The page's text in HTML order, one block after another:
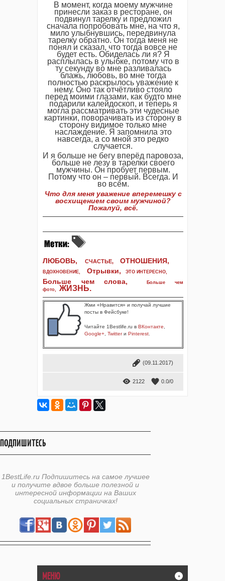
В момент, когда моему мужчине
принесли заказ в ресторане, он
подвинул тарелку и предложил
сначала попробовать мне, на что я,
мило улыбнувшись, передвинула
тарелку обратно. Он тогда меня не
понял и сказал, что тогда вовсе не
будет есть. Обиделась ли я? Я
расплылась в улыбке, потому что в
ту секунду во мне разливалась
блажь, любовь, во мне тогда
полностью раскрылось уважение к
нему. Оно так отчётливо стояло
перед моими глазами, как будто мне
подарили калейдоскоп, и теперь я
могла рассматривать эти чудесные
картинки, поворачивать из сторону в
сторону видимое только мне
наслаждение. Я запомнила это
навсегда, а со мной это редко
случается.
И я больше не бегу вперёд паровоза,
больше не лезу в тарелки своего
мужчины. Он пробует первым.
Потому что он – первый. Всегда. И
во всём.
Что для меня уважение вперемешку с
восхищением своим мужчиной?
Пожалуй, всё.
ЛЮБОВЬ, СЧАСТЬЕ, ОТНОШЕНИЯ,
ВДОХНОВЕНИЕ, Отрывки, ЭТО ИНТЕРЕСНО,
Больше чем слова,
Больше чем
фото, ЖИЗНЬ.
Жми «Нравится» и получай лучшие
посты в Фейсбуке!
Читайте 1Bestlife.ru в ВКонтакте
Google+ Twitterи Pinterest
(09.11.2017)
2122 0.0/0
ПОДПИШИТЕСЬ
1BestLife.ru Подпишитесь на самое лучшее
и получите вдвое больше полезной и
интересной информации на Ваших
социальных страничках!
МЕНЮ +